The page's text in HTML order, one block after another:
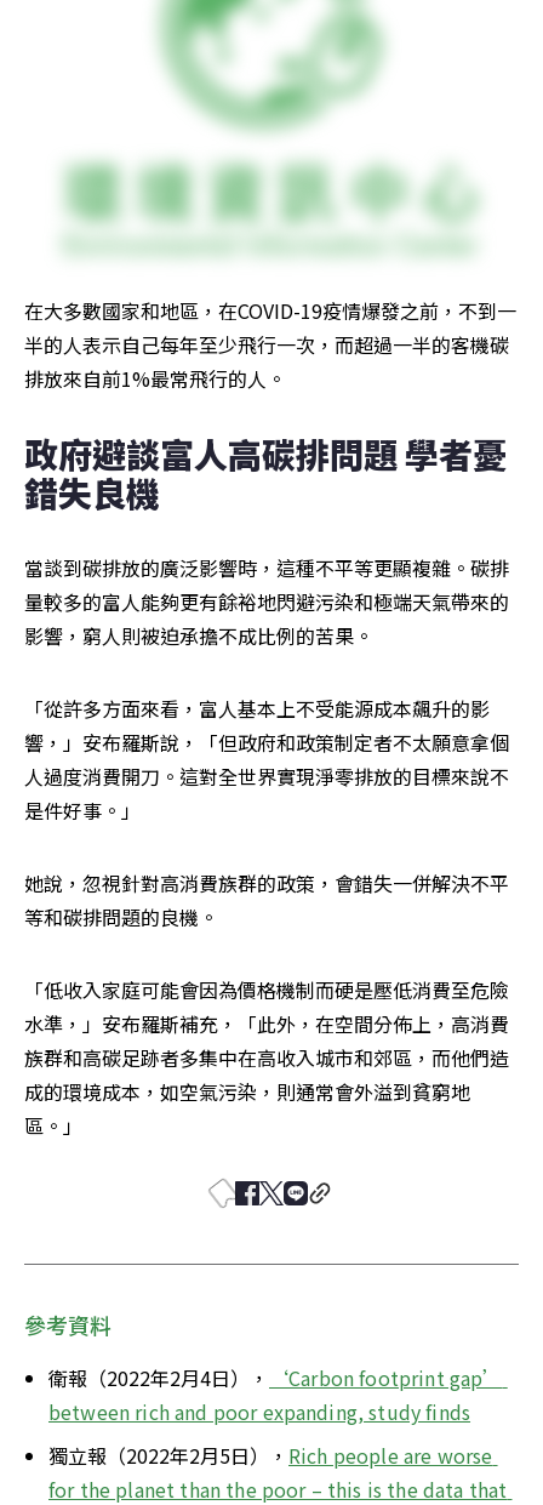
在大多數國家和地區，在COVID-19疫情爆發之前，不到一
半的人表示自己每年至少飛行一次，而超過一半的客機碳
排放來自前1%最常飛行的人。
政府避談富人高碳排問題 學者憂
錯失良機
當談到碳排放的廣泛影響時，這種不平等更顯複雜。碳排
量較多的富人能夠更有餘裕地閃避污染和極端天氣帶來的
影響，窮人則被迫承擔不成比例的苦果。
「從許多方面來看，富人基本上不受能源成本飆升的影
響，」安布羅斯說，「但政府和政策制定者不太願意拿個
人過度消費開刀。這對全世界實現淨零排放的目標來說不
是件好事。」
她說，忽視針對高消費族群的政策，會錯失一併解決不平
等和碳排問題的良機。
「低收入家庭可能會因為價格機制而硬是壓低消費至危險
水準，」安布羅斯補充，「此外，在空間分佈上，高消費
族群和高碳足跡者多集中在高收入城市和郊區，而他們造
成的環境成本，如空氣污染，則通常會外溢到貧窮地
區。」
參考資料
衛報（2022年2月4日），
‘Carbon footprint gap’
between rich and poor expanding, study finds
獨立報（2022年2月5日）， Rich people are worse
for the planet than the poor – this is the data that